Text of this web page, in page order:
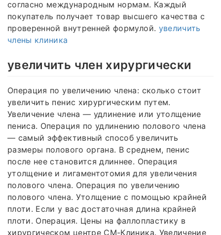
согласно международным нормам. Каждый
покупатель получает товар высшего качества с
проверенной внутренней формулой. увеличить
члены клиника
увеличить член хирургически
Операция по увеличению члена: сколько стоит
увеличить пенис хирургическим путем.
Увеличение члена — удлинение или утолщение
пениса. Операция по удлинению полового члена
— самый эффективный способ увеличить
размеры полового органа. В среднем, пенис
после нее становится длиннее. Операция
утолщение и лигаментотомия для увеличения
полового члена. Операция по увеличению
полового члена. Утолщение с помощью крайней
плоти. Если у вас достаточная длина крайней
плоти. Операция. Цены на фаллопластику в
хирургическом центре СМ-Клиника. Увеличение